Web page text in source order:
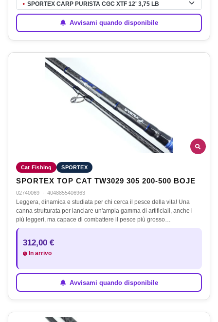
● SPORTEX CARP PURISTA CGC XTF 12' 3,75 LB
Avvisami quando disponibile
Cat Fishing SPORTEX
SPORTEX TOP CAT TW3029 305 200-500 BOJE
02740069 · 4048855406963
Leggera, dinamica e studiata per chi cerca il pesce della vita! Una
canna strutturata per lanciare un'ampia gamma di artificiali, anche i
più leggeri, ma capace di combattere il pesce più grosso…
312,00 €
In arrivo
Avvisami quando disponibile